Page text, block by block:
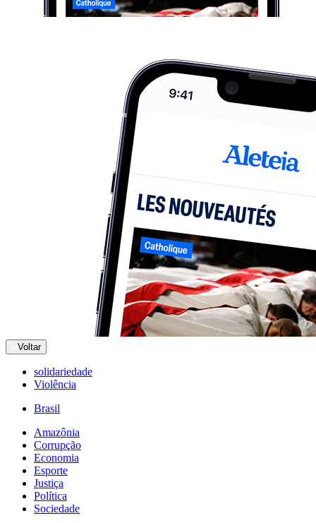
Voltar
solidariedade
Violência
Brasil
Amazônia
Corrupção
Economia
Esporte
Justiça
Política
Sociedade